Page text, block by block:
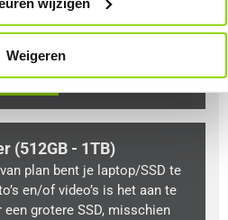
Weigeren
om via een online cloud te
(512GB - 1TB)
plan bent je laptop/SSD te
en/of video’s is het aan te
grotere SSD, misschien